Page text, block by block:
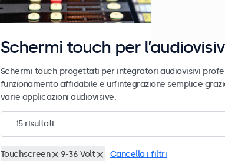
Schermi touch per
Schermi touch progettati per integratori audiovisivi
funzionamento affidabile e un’integrazione semplice
varie applicazioni audiovisive.
15risultati
Touchscreen 9-36 Volt Cancella i filtri